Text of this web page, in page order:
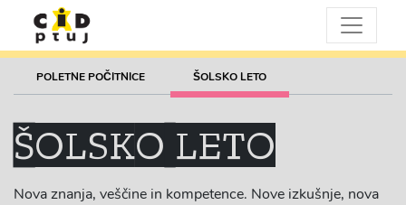
POLETNE POČITNICE ŠOLSKO LETO
ŠOLSKO LETO
Nova znanja, veščine in kompetence. Nove izkušnje, nova